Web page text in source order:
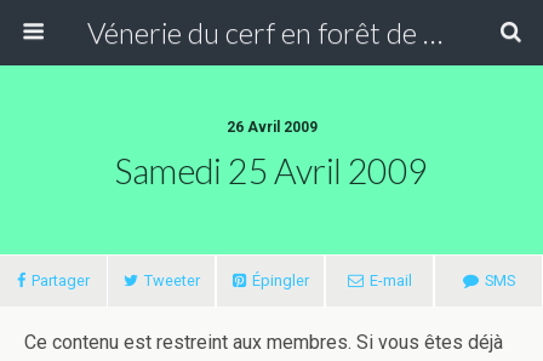
Vénerie du cerf en forêt de Compiègne
26 Avril 2009
Samedi 25 Avril 2009
Partager Tweeter Épingler E-mail SMS
Ce contenu est restreint aux membres. Si vous êtes déjà